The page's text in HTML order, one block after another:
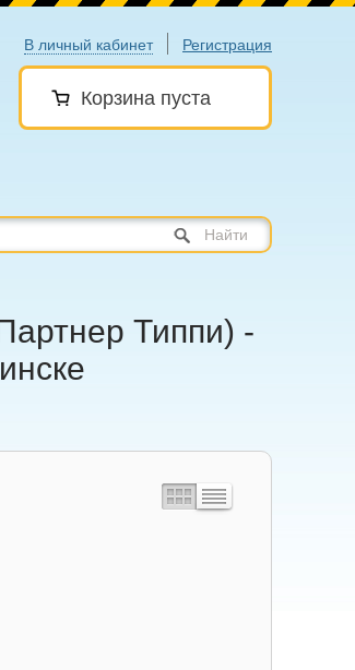
В личный кабинет Регистрация
Корзина пуста
Найти
Типпи) -